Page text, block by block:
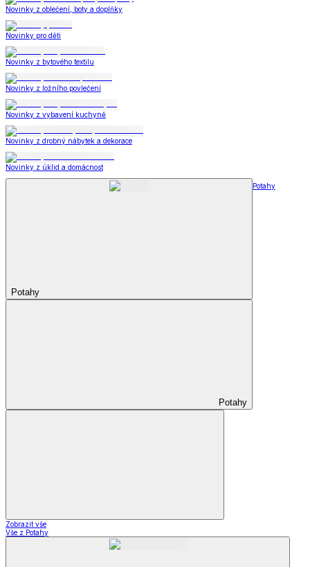
Novinky z oblečení, boty a doplňky
Novinky pro děti
Novinky z bytového textilu
Novinky z ložního povlečení
Novinky z vybavení kuchyně
Novinky z drobný nábytek a dekorace
Novinky z úklid a domácnost
Potahy
Potahy
Potahy
Zobrazit vše
Vše z Potahy